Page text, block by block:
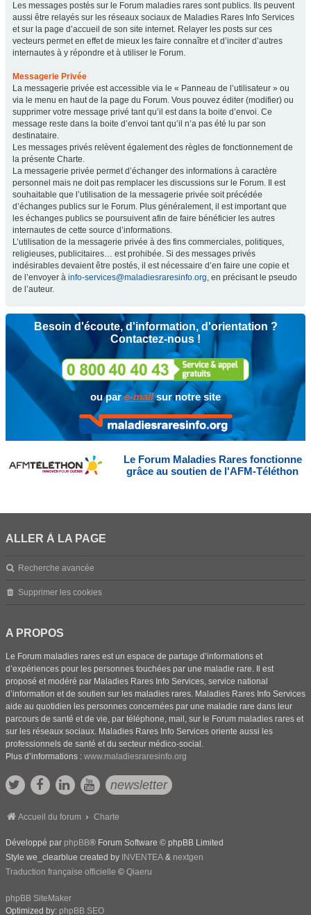
Les messages postés sur le Forum maladies rares sont publics. Ils peuvent
aussi être relayés sur les réseaux sociaux de Maladies Rares Info Services
et sur la page d’accueil de son site internet. Relayer les posts sur ces
vecteurs permet en effet de mieux les faire connaître et d’inciter d’autres
internautes à y répondre et à utiliser le Forum.
Messagerie Privée
La messagerie privée est accessible via le « Panneau de l’utilisateur » ou
via le menu en haut de la page du Forum. Vous pouvez éditer (modifier) ou
supprimer votre message privé tant qu’il est dans la boite d’envoi. Ce
message reste dans la boite d’envoi tant qu’il n’a pas été lu par son
destinataire.
Les messages privés relèvent également des règles de fonctionnement de
la présente Charte.
La messagerie privée permet d’échanger des informations à caractère
personnel mais ne doit pas remplacer les discussions sur le Forum. Il est
souhaitable que l’utilisation de la messagerie privée soit précédée
d’échanges publics sur le Forum. Plus généralement, il est important que
les échanges publics se poursuivent afin de faire bénéficier les autres
internautes de cette source d’informations.
L’utilisation de la messagerie privée à des fins commerciales, politiques,
religieuses, publicitaires… est prohibée. Si des messages privés
indésirables devaient être postés, il est nécessaire d’en faire une copie et
de l’envoyer à info-services@maladiesraresinfo.org, en précisant le pseudo
de l’auteur.
Besoin d'écoute, d'information, d'orientation ?
Contactez-nous !
ou pare-mailsur notre site
Le Forum Maladies Rares fonctionne
grâce au soutien de l'AFM-Téléthon
ALLER À LA PAGE
Recherche avancée
Supprimer les cookies
A PROPOS
Le Forum maladies rares est un espace de partage d’informations et
d’expériences pour les personnes touchées par une maladie rare. Il est
proposé et modéré par Maladies Rares Info Services, service national
d’information et de soutien sur les maladies rares. Maladies Rares Info Services
aide au quotidien les personnes concernées par une maladie rare dans leur
parcours de santé et de vie, par téléphone, mail, sur le Forum maladies rares et
sur les réseaux sociaux. Maladies Rares Info Services oriente aussi les
professionnels de santé et du secteur médico-social.
Plus d’informations : www.maladiesraresinfo.org
newsletter
Accueil du forum Charte
Développé par phpBB® Forum Software © phpBB Limited
Style we_clearblue created by INVENTEA & nextgen
Traduction française officielle © Qiaeru
phpBB SiteMaker
Optimized by: phpBB SEO